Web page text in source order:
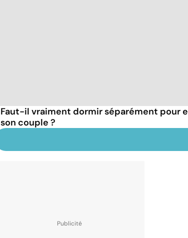
Faut-il vraiment dormir séparément pour
son couple ?